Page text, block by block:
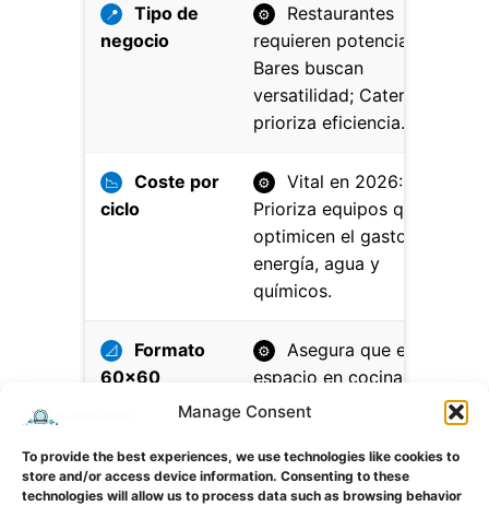
Manage Consent
To provide the best experiences, we use technologies like cookies to
store and/or access device information. Consenting to these
technologies will allow us to process data such as browsing behavior
📍
Tipo de
negocio
⚙
Restaurantes
requieren potencia;
Bares buscan
versatilidad; Catering
prioriza eficiencia.
📉
Coste por
ciclo
⚙
Vital en 2026:
Prioriza equipos que
optimicen el gasto de
energía, agua y
químicos.
📐
Formato
60×60
⚙
Asegura que el
espacio en cocina
permita la apertura total
industrial.